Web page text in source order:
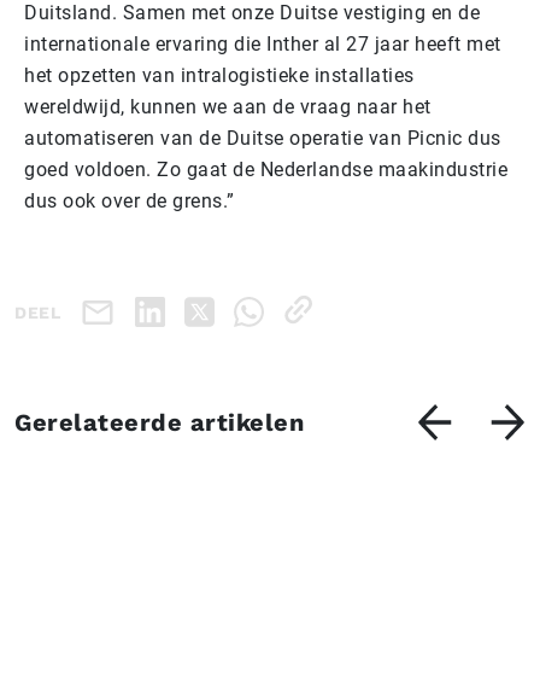
Duitsland. Samen met onze Duitse vestiging en de
internationale ervaring die Inther al 27 jaar heeft met
het opzetten van intralogistieke installaties
wereldwijd, kunnen we aan de vraag naar het
automatiseren van de Duitse operatie van Picnic dus
goed voldoen. Zo gaat de Nederlandse maakindustrie
dus ook over de grens.”
DEEL
Gerelateerde artikelen